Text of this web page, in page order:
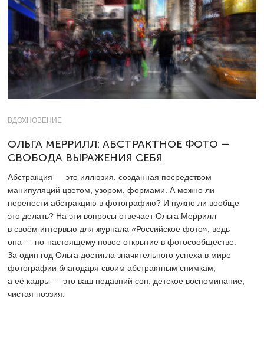
ВДОХНОВЕНИЕ
ОЛЬГА МЕРРИЛЛ: АБСТРАКТНОЕ ФОТО —
СВОБОДА ВЫРАЖЕНИЯ СЕБЯ
Абстракция — это иллюзия, созданная посредством
манипуляций цветом, узором, формами. А можно ли
перенести абстракцию в фотографию? И нужно ли вообще
это делать? На эти вопросы отвечает Ольга Меррилл
в своём интервью для журнала «Российское фото», ведь
она — по-настоящему новое открытие в фотосообществе.
За один год Ольга достигла значительного успеха в мире
фотографии благодаря своим абстрактным снимкам,
а её кадры — это ваш недавний сон, детское воспоминание,
чистая поэзия.